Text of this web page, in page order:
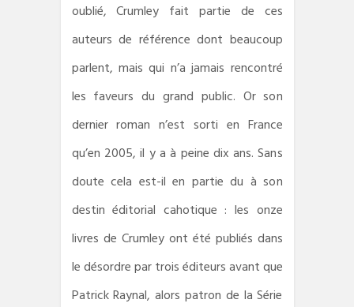
oublié, Crumley fait partie de ces
auteurs de référence dont beaucoup
parlent, mais qui n’a jamais rencontré
les faveurs du grand public. Or son
dernier roman n’est sorti en France
qu’en 2005, il y a à peine dix ans. Sans
doute cela est-il en partie du à son
destin éditorial cahotique : les onze
livres de Crumley ont été publiés dans
le désordre par trois éditeurs avant que
Patrick Raynal, alors patron de la Série